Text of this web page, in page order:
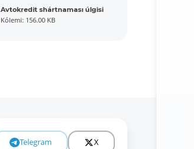
Avtokredit shártnaması úlgisi
Kólemi: 156.00 KB
Telegram X